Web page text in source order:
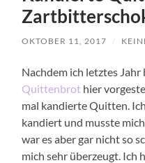
OKTOBER 11, 2017 /
Nachdem ich letztes
Quittenbrot hier
mal kandierte Quitten.
kandiert und musste
war es aber gar nicht so
mich sehr überzeugt. Ich